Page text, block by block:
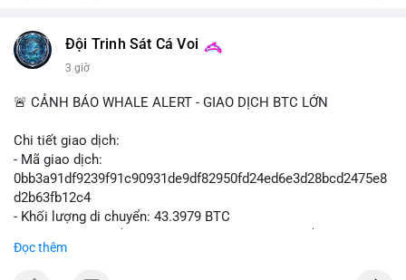
Đội Trinh Sát Cá Voi
3 giờ
🚨 CẢNH BÁO WHALE ALERT - GIAO DỊCH BTC LỚN
Chi tiết giao dịch:
- Mã giao dịch:
0bb3a91df9239f91c90931de9df82950fd24ed6e3d28bcd2475e8
d2b63fb12c4
- Khối lượng di chuyển: 43.3979 BTC
USD)
- Thời gian: 04:18
Đọc thêm